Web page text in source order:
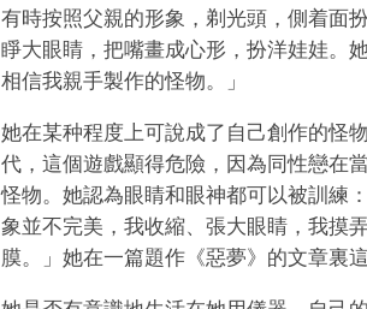
有時按照父親的形象，剃光頭，側着面
睜大眼睛，把嘴畫成心形，扮洋娃娃。
相信我親手製作的怪物。」
她在某种程度上可說成了自己創作的怪
代，這個遊戲顯得危險，因為同性戀在
怪物。她認為眼睛和眼神都可以被訓練
象並不完美，我收縮、張大眼睛，我摸
膜。」她在一篇題作《惡夢》的文章裏這